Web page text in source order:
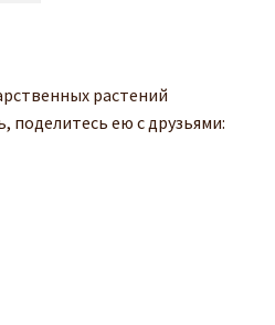
растений
поделитесь ею с друзьями: